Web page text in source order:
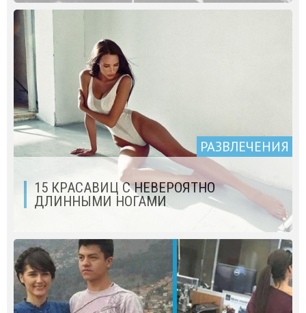
РАЗВЛЕЧЕНИЯ
15 КРАСАВИЦ С НЕВЕРОЯТНО
ДЛИННЫМИ НОГАМИ